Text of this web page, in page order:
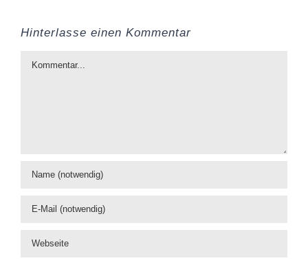
Hinterlasse einen Kommentar
Kommentar